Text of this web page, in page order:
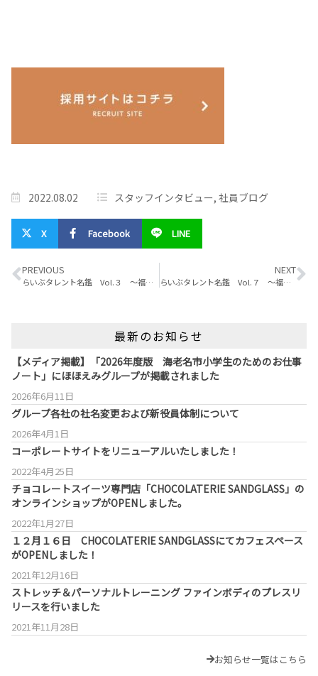
2022.08.02 スタッフインタビュー, 社員ブログ
X Facebook LINE
PREVIOUS
らいぶタレント名鑑 Vol.３ ～福祉～
NEXT
らいぶタレント名鑑 Vol.７ ～福祉～
最新のお知らせ
【メディア掲載】「2026年度版 海老名市小学生のためのお仕事
ノート」にほほえみグループが掲載されました
2026年6月11日
グループ各社の社名変更および新役員体制について
2026年4月1日
コーポレートサイトをリニューアルいたしました！
2022年4月25日
チョコレートスイーツ専門店「CHOCOLATERIE SANDGLASS」の
オンラインショップがOPENしました。
2022年1月27日
１２月１６日 CHOCOLATERIE SANDGLASSにてカフェスペース
がOPENしました！
2021年12月16日
ストレッチ＆パーソナルトレーニング ファインボディのプレスリ
リースを行いました
2021年11月28日
お知らせ一覧はこちら